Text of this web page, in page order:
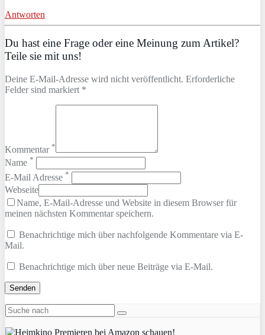
Antworten
Du hast eine Frage oder eine Meinung zum Artikel?
Teile sie mit uns!
Deine E-Mail-Adresse wird nicht veröffentlicht. Erforderliche
Felder sind markiert *
Kommentar *
Name *
E-Mail Adresse *
Webseite
Name, E-Mail-Adresse und Website in diesem Browser für
meinen nächsten Kommentar speichern.
Benachrichtige mich über nachfolgende Kommentare via E-
Mail.
Benachrichtige mich über neue Beiträge via E-Mail.